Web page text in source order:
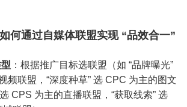
何通过自媒体联盟实现 “品效合一”
：根据推广目标选联盟（如 “品牌曝光”
频联盟，“深度种草” 选 CPC 为主的图文
CPS 为主的直播联盟，“获取线索” 选